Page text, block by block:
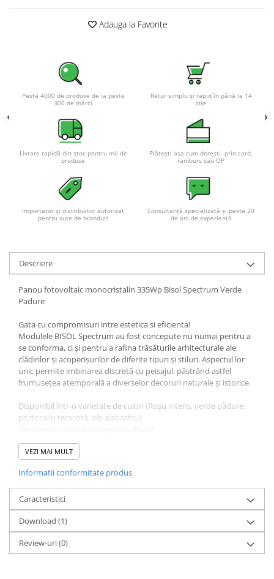
Baterii si acumulatori AGM VRLA
SLA AGM (Sealed Lead Acid)
Deep Cycle - Tractiune/Semi-
Marine & Caravan
Pachete acumulatori VRLA
Sisteme de management (BMS)
stationare
UPS pentru centrale termice si
sisteme de urgenta - acumulator
extern
UPS Calculatoare si Servere
UPS Trifazat
Stabilizatoare Tensiune
PDUs unitati de distributie a
Cabinete baterii
Drumetii / Camping
Accesorii
Frigidere portabile
Panouri portabile
Racire/Incalzire
Statii energie portabile
Adauga la Favorite
Peste 4000 de produse de la peste
300 de mărci
Retur simplu și rapid în până la 14
zile
Livrare rapidă din stoc pentru mii de
produse
Plătești așa cum dorești, prin card,
ramburs sau OP
Importator și distribuitor autorizat
pentru sute de branduri
Consultanță specializată și peste 20
de ani de experiență
Descriere
Panou fotovoltaic monocristalin 335Wp Bisol Spectrum Verde
Padure
Gata cu compromisuri intre estetica si eficienta!
Modulele BISOL Spectrum au fost concepute nu numai pentru a
se conforma, ci și pentru a rafina trăsăturile arhitecturale ale
clădirilor și acoperișurilor de diferite tipuri și stiluri. Aspectul lor
unic permite imbinarea discretă cu peisajul, păstrând astfel
frumusețea atemporală a diverselor decoruri naturale și istorice.
Disponibil într-o varietate de culori (Roșu intens, verde pădure,
portocaliu teracotă, alb alabastru)
Adaugă valoare estetică proiectelor de arhitectură
echipamente specializate, materiale testate până la distrugere,
procese unice
Degradare redusa in timp - 85% din putere dupa 25 ani
Performante excelente in conditii de luminozitate scazuta
VEZI MAI MULT
Informatii conformitate produs
Caracteristici
Download (1)
Review-uri(0)